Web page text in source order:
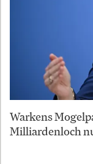
Warkens
Milliardenloch